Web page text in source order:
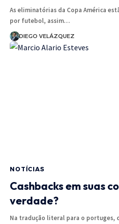
As eliminatórias da Copa América
por futebol, assim…
DIEGO VELÁZQUEZ
NOTÍCIAS
Cashbacks em suas
verdade?
Na tradução literal para o portuges,